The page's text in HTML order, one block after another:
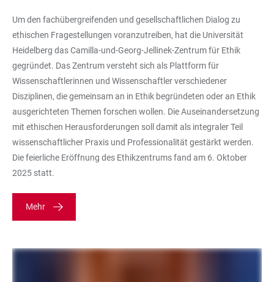
Um den fachübergreifenden und gesellschaftlichen Dialog zu
ethischen Fragestellungen voranzutreiben, hat die Universität
Heidelberg das Camilla-und-Georg-Jellinek-Zentrum für Ethik
gegründet. Das Zentrum versteht sich als Plattform für
Wissenschaftlerinnen und Wissenschaftler verschiedener
Disziplinen, die gemeinsam an in Ethik begründeten oder an Ethik
ausgerichteten Themen forschen wollen. Die Auseinandersetzung
mit ethischen Herausforderungen soll damit als integraler Teil
wissenschaftlicher Praxis und Professionalität gestärkt werden.
Die feierliche Eröffnung des Ethikzentrums fand am 6. Oktober
2025 statt.
Mehr